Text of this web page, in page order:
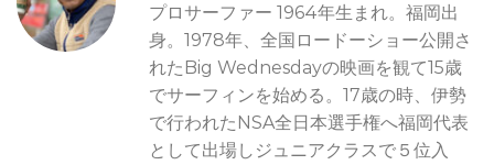
プロサーファー 1964年生まれ。福岡出
身。1978年、全国ロードーショー公開さ
れたBig Wednesdayの映画を観て15歳
でサーフィンを始める。17歳の時、伊勢
で行われたNSA全日本選手権へ福岡代表
として出場しジュニアクラスで５位入